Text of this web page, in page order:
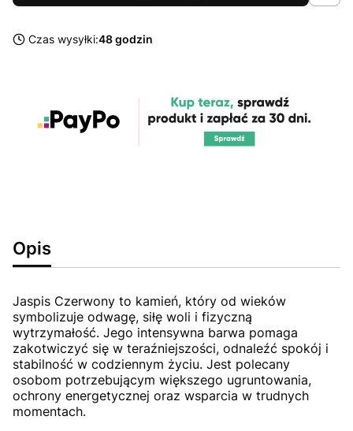
Czas wysyłki:48 godzin
Opis
Jaspis Czerwony to kamień, który od wieków
symbolizuje odwagę, siłę woli i fizyczną
wytrzymałość. Jego intensywna barwa pomaga
zakotwiczyć się w teraźniejszości, odnaleźć spokój i
stabilność w codziennym życiu. Jest polecany
osobom potrzebującym większego ugruntowania,
ochrony energetycznej oraz wsparcia w trudnych
momentach.